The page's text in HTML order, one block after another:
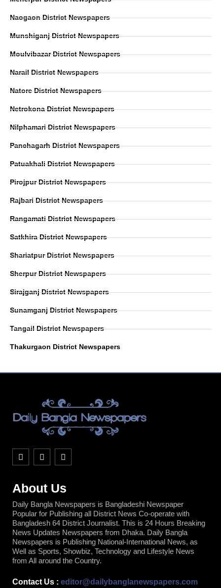
Naogaon District Newspapers
Munshiganj District Newspapers
Moulvibazar District Newspapers
Narail District Newspapers
Natore District Newspapers
Netrokona District Newspapers
Nilphamari District Newspapers
Panchagarh District Newspapers
Patuakhali District Newspapers
Pirojpur District Newspapers
Rajbari District Newspapers
Rangamati District Newspapers
Satkhira District Newspapers
Shariatpur District Newspapers
Sherpur District Newspapers
Sirajganj District Newspapers
Sunamganj District Newspapers
Tangail District Newspapers
Thakurgaon District Newspapers
F
a
b
o
o
k
T
w
t
e
r
Y
o
u
b
e
About Us
Daily Bangla Newspapers is Bangladeshi Newspaper
Popular for Publishing all District News Co-operate with
Bangladesh 64 District Journalist. This is 24 Hours Breaking
News Updates Newspapers from Dhaka. Daily Bangla
Newspapers is Publishing National-International News, as
Well as Sports, Showbiz, Technology and Lifestyle News
from All around the Country.
Contact Us : editor@dailybanglanewspapers.com